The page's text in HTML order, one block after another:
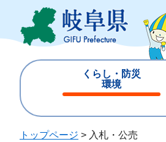
ジ
ュ
くらし・防災
環境
じ
トップページ > 入札・公売